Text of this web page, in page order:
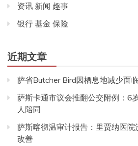
资讯 新闻 趣事
银行 基金 保险
近期文章
萨省Butcher Bird因栖息地减少面
萨斯卡通市议会推翻公交附例：6
人陪同
萨斯喀彻温审计报告：里贾纳医院
改善